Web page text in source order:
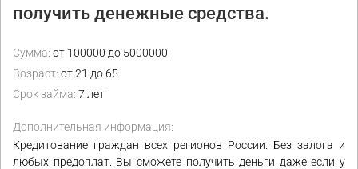
получить денежные средства.
Сумма: от 100000 до 5000000
Возраст: от 21 до 65
Срок займа: 7 лет
Дополнительная информация:
Кредитование граждан всех регионов России. Без залога и
любых предоплат. Вы сможете получить деньги даже если у